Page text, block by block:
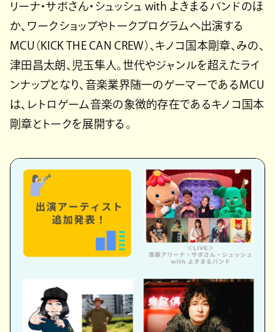
リーナ・サボさん・シュッシュ with よきまるバンドのほ
か、ワークショップやトークプログラムへ出演する
MCU（KICK THE CAN CREW）、キノコ国本剛章、みの、
津田昌太朗、児玉隼人。世代やジャンルを超えたライ
ンナップとなり、音楽業界随一のゲーマーであるMCU
は、レトロゲーム音楽の象徴的存在であるキノコ国本
剛章とトークを展開する。